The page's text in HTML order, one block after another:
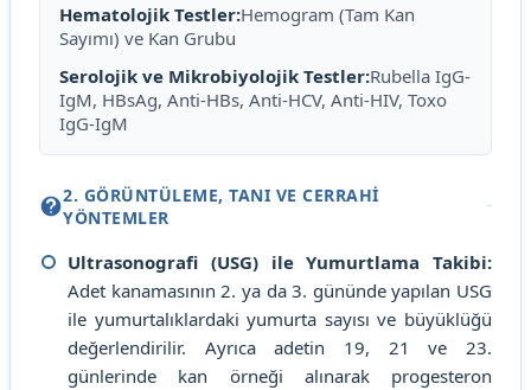
Hematolojik Testler:Hemogram (Tam Kan
Sayımı) ve Kan Grubu
Serolojik ve Mikrobiyolojik Testler:Rubella IgG-
IgM, HBsAg, Anti-HBs, Anti-HCV, Anti-HIV, Toxo
IgG-IgM
2. GÖRÜNTÜLEME, TANI VE CERRAHİ
YÖNTEMLER
Ultrasonografi (USG) ile Yumurtlama Takibi:
Adet kanamasının 2. ya da 3. gününde yapılan USG
ile yumurtalıklardaki yumurta sayısı ve büyüklüğü
değerlendirilir. Ayrıca adetin 19, 21 ve 23.
günlerinde kan örneği alınarak progesteron